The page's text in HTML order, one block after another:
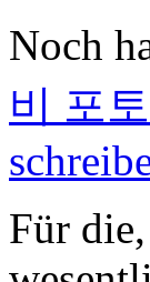
Noch
비 포
Für